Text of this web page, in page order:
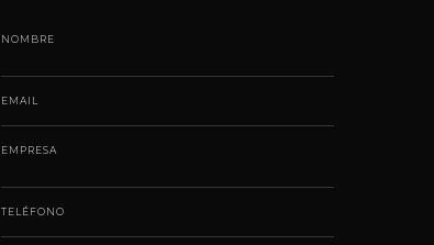
NOMBRE
EMAIL
EMPRESA
TELÉFONO